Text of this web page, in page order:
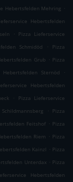
Hebertsfelden Mehring .
Hebertsfelden
. Pizza Lieferservice
Schmidöd .
Pizza
Grub . Pizza
Hebertsfelden Sternöd
.
Hebertsfelden
.
Pizza Lieferservice
. Pizza
Feitshof . Pizza
Riem . Pizza
Kainzl . Pizza
Unterdax . Pizza
Hebertsfelden